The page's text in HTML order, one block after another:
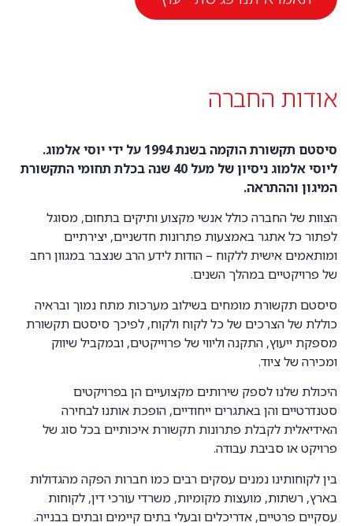
אודות החברה
סיסטם תקשורת הוקמה בשנת 1994 על ידי יוסי אלמוג.
ליוסי אלמוג ניסיון של מעל 40 שנה בכלת תחומי התקשורת
המיגון וההתראה.
הצוות של החברה כולל אנשי מקצוע ותיקים בתחום, מסוגל
לפתור כל אתגר באמצעות פתרונות חדשניים, יצירתיים
ומותאמים אישית ללקוח – הודות לידע הרב שנצבר במגוון רחב
של פרויקטיים במהלך השנים.
סיסטם תקשורת מומחים בשילוב מערכות מתח נמוך ובראיה
כוללת של הצרכים של כל לקוח ולקוח, לפיכך סיסטם תקשורת
מספקת ייעוץ, התקנה וליווי של פרוייקטים, ובמקביל שיווק
ומכירה של ציוד.
היכולת שלנו לספק שירותים מקצועיים הן בפרויקטים
סטנדרטיים והן באתגרים ייחודיים, הופכת אותנו לבחירה
האידיאלית לקבלת פתרונות תקשורת איכותיים בכל סוג של
פרויקט או סביבת עבודה.
בין לקוחותינו נמנים עסקים רבים כמו חברות הפקה מהגדולות
בארץ, רשתות, מועצות מקומיות, משרדי עורכי דין, לקוחות
עסקיים פרטיים, אדריכלים ובעלי בתים קיימים ובתים בבנייה.